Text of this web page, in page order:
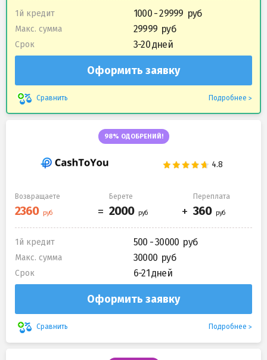
1й кредит 1000 - 29999
Макс. сумма 29999
Срок 3-20 дней
Оформить заявку
Сравнить Подробнее
98% ОДОБРЕНИЙ!
Возвращаете Берете Переплата
1й кредит 500 - 30000
Макс. сумма 30000
Срок 6-21 дней
Оформить заявку
Сравнить Подробнее